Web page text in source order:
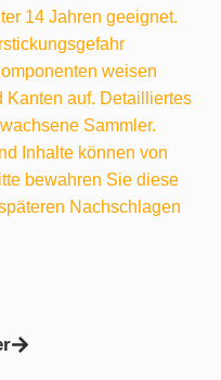
14 Jahren geeignet.
weisen
Kanten auf. Detailliertes
Sammler.
Inhalte können von
bewahren Sie diese
Nachschlagen